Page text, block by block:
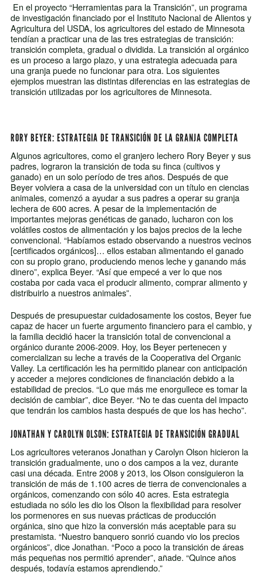
En el proyecto “Herramientas para la Transición”, un programa
de investigación financiado por el Instituto Nacional de Alientos y
Agricultura del USDA, los agricultores del estado de Minnesota
tendían a practicar una de las tres estrategias de transición:
transición completa, gradual o dividida. La transición al orgánico
es un proceso a largo plazo, y una estrategia adecuada para
una granja puede no funcionar para otra. Los siguientes
ejemplos muestran las distintas diferencias en las estrategias de
transición utilizadas por los agricultores de Minnesota.
RORY BEYER: ESTRATEGIA DE TRANSICIÓN DE LA GRANJA COMPLETA
Algunos agricultores, como el granjero lechero Rory Beyer y sus
padres, lograron la transición de toda su finca (cultivos y
ganado) en un solo período de tres años. Después de que
Beyer volviera a casa de la universidad con un título en ciencias
animales, comenzó a ayudar a sus padres a operar su granja
lechera de 600 acres. A pesar de la implementación de
importantes mejoras genéticas de ganado, lucharon con los
volátiles costos de alimentación y los bajos precios de la leche
convencional. “Habíamos estado observando a nuestros vecinos
[certificados orgánicos]… ellos estaban alimentando el ganado
con su propio grano, produciendo menos leche y ganando más
dinero”, explica Beyer. “Así que empecé a ver lo que nos
costaba por cada vaca el producir alimento, comprar alimento y
distribuirlo a nuestros animales”.
Después de presupuestar cuidadosamente los costos, Beyer fue
capaz de hacer un fuerte argumento financiero para el cambio, y
la familia decidió hacer la transición total de convencional a
orgánico durante 2006-2009. Hoy, los Beyer pertenecen y
comercializan su leche a través de la Cooperativa del Organic
Valley. La certificación les ha permitido planear con anticipación
y acceder a mejores condiciones de financiación debido a la
estabilidad de precios. “Lo que más me enorgullece es tomar la
decisión de cambiar”, dice Beyer. “No te das cuenta del impacto
que tendrán los cambios hasta después de que los has hecho”.
JONATHAN Y CAROLYN OLSON: ESTRATEGIA DE TRANSICIÓN GRADUAL
Los agricultores veteranos Jonathan y Carolyn Olson hicieron la
transición gradualmente, uno o dos campos a la vez, durante
casi una década. Entre 2008 y 2013, los Olson consiguieron la
transición de más de 1.100 acres de tierra de convencionales a
orgánicos, comenzando con sólo 40 acres. Esta estrategia
estudiada no sólo les dio los Olson la flexibilidad para resolver
los pormenores en sus nuevas prácticas de producción
orgánica, sino que hizo la conversión más aceptable para su
prestamista. “Nuestro banquero sonrió cuando vio los precios
orgánicos”, dice Jonathan. “Poco a poco la transición de áreas
más pequeñas nos permitió aprender”, añade. “Quince años
después, todavía estamos aprendiendo.”